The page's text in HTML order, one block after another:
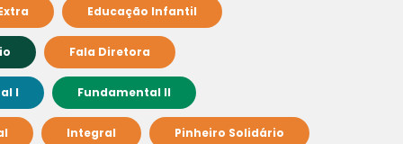
Educação Infantil
Fala Diretora
I Fundamental II
Integral Pinheiro Solidário